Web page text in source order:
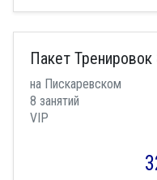
Пакет Тренировок
на Пискаревском
8 занятий
VIP